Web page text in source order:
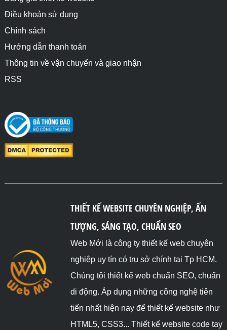
Điều khoản sử dụng
Chính sách
Hướng dẫn thanh toán
Thông tin về vận chuyển và giao nhận
RSS
THIẾT KẾ WEBSITE CHUYÊN NGHIỆP, ẤN
TƯỢNG, SÁNG TẠO, CHUẨN SEO
Web Mới là công ty thiết kế web chuyên
nghiệp uy tín có trụ sở chính tại Tp HCM.
Chúng tôi thiết kế web chuẩn SEO, chuẩn
di động. Áp dụng những công nghệ tiên
tiến nhất hiện nay để thiết kế website như
HTML5, CSS3... Thiết kế website code tay